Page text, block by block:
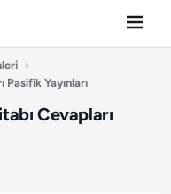
›
Pasifik Yayınları
Cevapları